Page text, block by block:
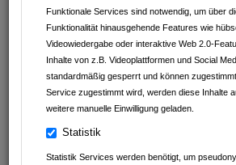
Funktionale Services sind notwendig, um über
Funktionalität hinausgehende Features wie
Videowiedergabe oder interaktive Web 2.0-
Inhalte von z.B. Videoplattformen und Social
standardmäßig gesperrt und können
Service zugestimmt wird, werden diese Inhalte
weitere manuelle Einwilligung geladen.
Statistik
Statistik Services werden benötigt, um
Imbiss am Baumarkt
MEHR ANGEBOTE
LETZTE NEWS